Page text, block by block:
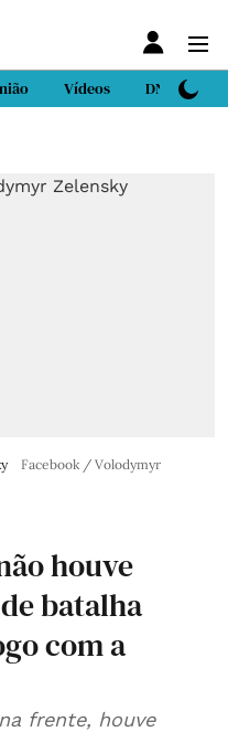
Vídeos DN Sport
Facebook / Volodymyr
houve
batalha
com a
frente, houve